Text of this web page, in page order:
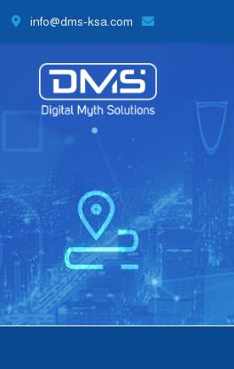
info@dms-ksa.com